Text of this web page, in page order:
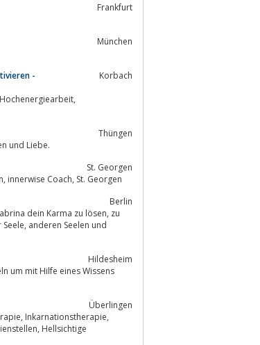
Frankfurt
München
-
Korbach
Thüngen
und Liebe.
St. Georgen
Angelika Heiden, Ernährungs- und Gesundheitsberaterin, Geistheilung, Heiler /-in, Schamanin, innerwise Coach, St. Georgen
Berlin
Hildesheim
Überlingen